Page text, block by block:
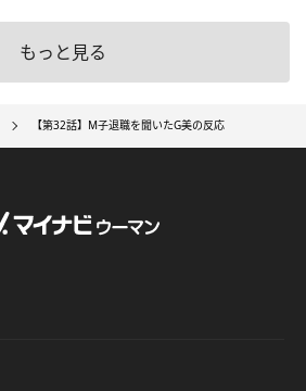
もっと見る
【第32話】M子退職を聞いたG美の反応